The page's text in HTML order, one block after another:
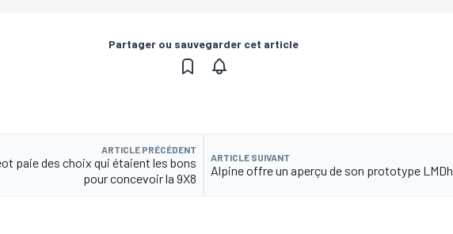
Partager ou sauvegarder cet article
ARTICLE PRÉCÉDENT
paie des choix qui étaient les bons
pour concevoir la 9X8
ARTICLE SUIVANT
Alpine offre un aperçu de son prototype LMDh